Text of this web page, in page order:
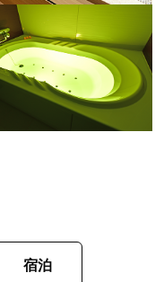
宿泊